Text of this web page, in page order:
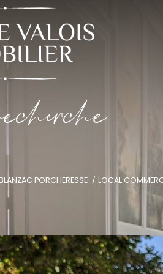
ecece
BLANZAC PORCHERESSE LOCAL